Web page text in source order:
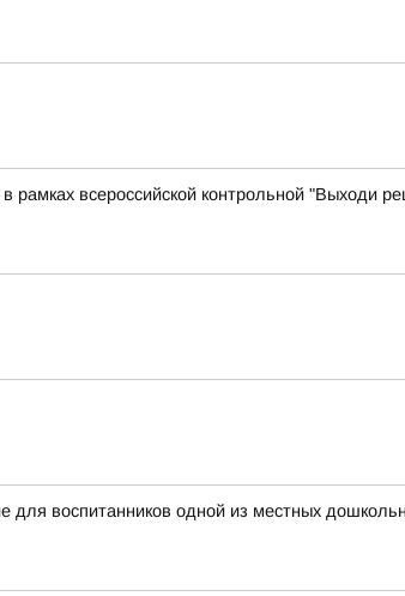
рамках всероссийской контрольной "Выходи
для воспитанников одной из местных